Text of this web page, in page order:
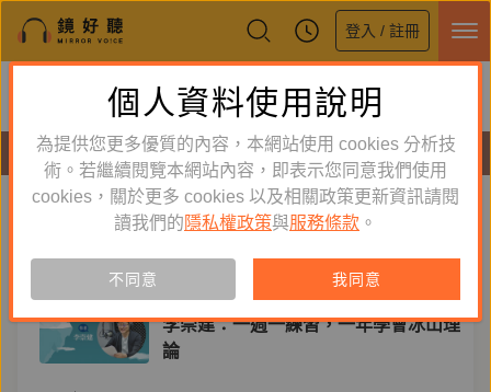
登入 / 註冊
鏡好聽全新APP上線
體驗全面升級，即刻下載
有聲書
冰山理論 新到舊 舊到新
有聲書
李崇建：一週一練習，一年學會冰山理
論
個人資料使用說明
為提供您更多優質的內容，本網站使用 cookies 分析技
術。若繼續閱覽本網站內容，即表示您同意我們使用
cookies，關於更多 cookies 以及相關政策更新資訊請閱
讀我們的 隱私權政策與服務條款 。
不同意 我同意